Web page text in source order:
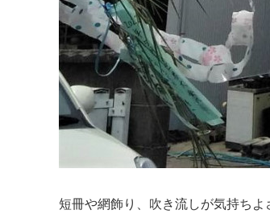
短冊や網飾り、吹き流しが気持ち